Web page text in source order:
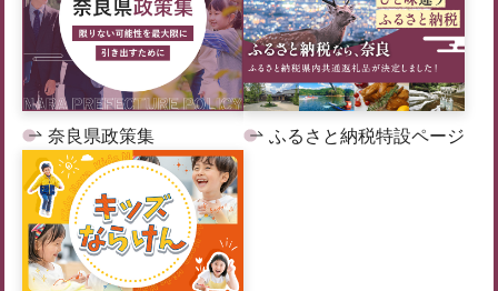
奈良県政策集 ふるさと納税特設ページ